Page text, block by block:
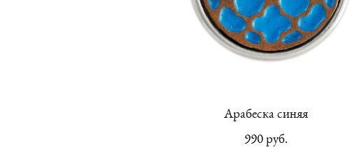
Арабеска синяя
990 pуб.